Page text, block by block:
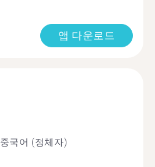
앱 다운로드
중국어 (정체자)